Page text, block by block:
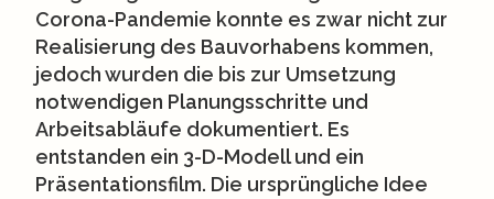
Corona-Pandemie konnte es zwar nicht zur
Realisierung des Bauvorhabens kommen,
jedoch wurden die bis zur Umsetzung
notwendigen Planungsschritte und
Arbeitsabläufe dokumentiert. Es
entstanden ein 3-D-Modell und ein
Präsentationsfilm. Die ursprüngliche Idee